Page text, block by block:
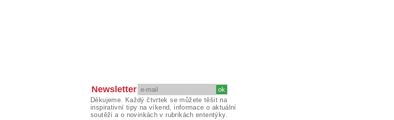
Newsletter
Děkujeme. Každý čtvrtek se můžete těšit na
inspirativní tipy na víkend, informace o aktuální
soutěži a o novinkách v rubrikách ententýky.